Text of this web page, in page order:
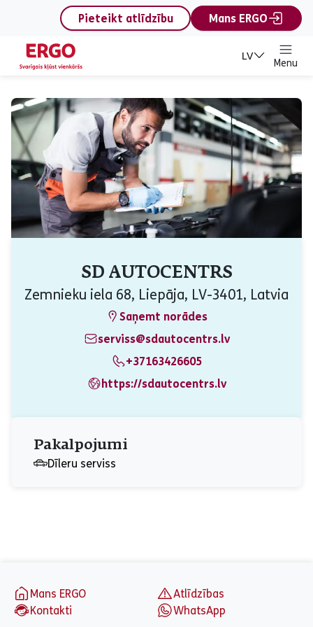
content
Pieteikt atlīdzību
Mans ERGO
LV
Menu
SD AUTOCENTRS
Zemnieku iela 68, Liepāja, LV-3401, Latvia
Saņemt norādes
serviss@sdautocentrs.lv
+37163426605
https://sdautocentrs.lv
Pakalpojumi
Dīleru serviss
Mans ERGO
Atlīdzības
Kontakti
WhatsApp